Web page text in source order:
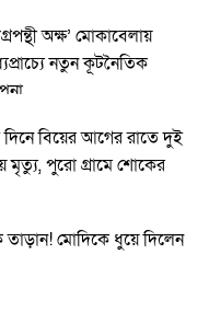
অক্ষ’ মোকাবেলায়
নতুন কূটনৈতিক
বিয়ের আগের রাতে দুই
মৃত্যু, পুরো গ্রামে শোকের
তাড়ান! মোদিকে ধুয়ে দিলেন